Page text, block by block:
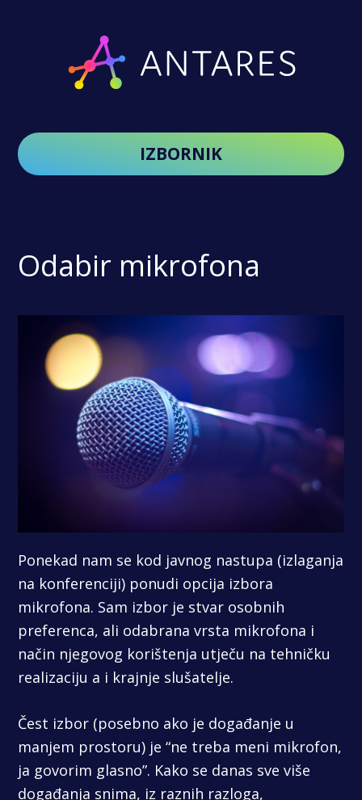
IZBORNIK
Odabir mikrofona
Ponekad nam se kod javnog nastupa (izlaganja
na konferenciji) ponudi opcija izbora
mikrofona. Sam izbor je stvar osobnih
preferenca, ali odabrana vrsta mikrofona i
način njegovog korištenja utječu na tehničku
realizaciju a i krajnje slušatelje.
Čest izbor (posebno ako je događanje u
manjem prostoru) je “ne treba meni mikrofon,
ja govorim glasno”. Kako se danas sve više
događanja snima, iz raznih razloga,